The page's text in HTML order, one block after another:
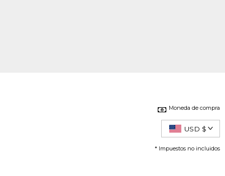
Moneda de compra
USD $
* Impuestos no incluidos